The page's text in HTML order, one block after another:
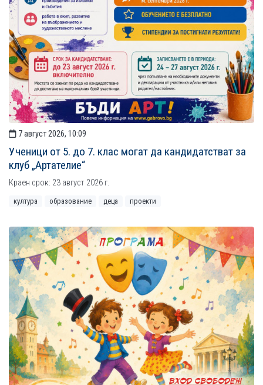
7 август 2026, 10:09
Ученици от 5. до 7. клас могат да кандидатстват за
клуб „Артателие“
Краен срок: 23 август 2026 г.
култура образование деца проекти